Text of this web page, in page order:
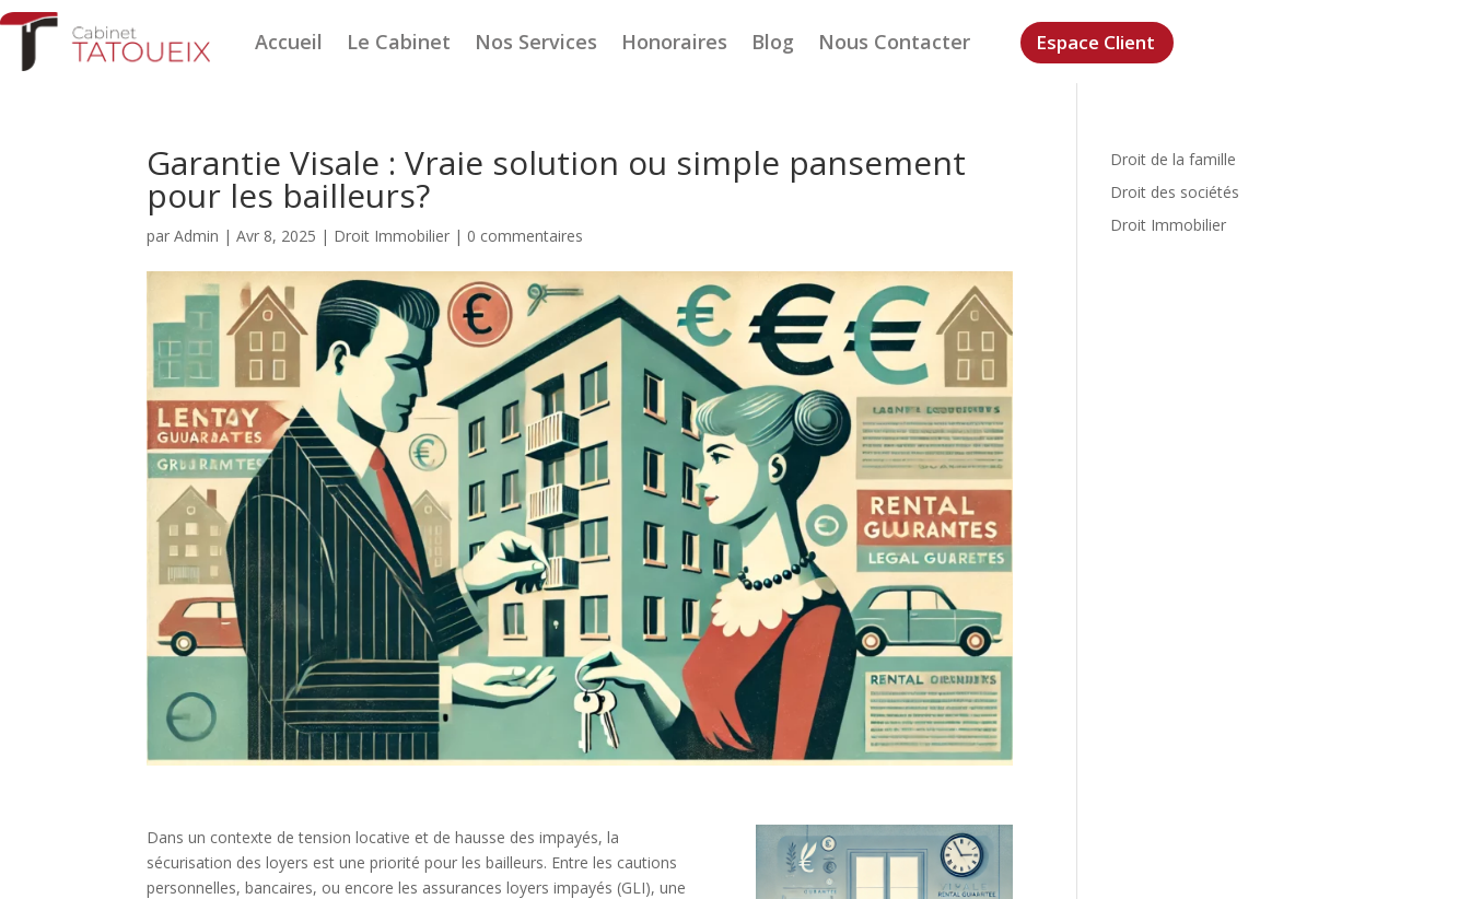
Accueil Le Cabinet Nos Services Honoraires Blog Nous Contacter Espace Client
Garantie Visale : Vraie solution ou simple pansement
pour les bailleurs?
parAdmin |Avr 8, 2025 | Droit Immobilier | 0 commentaires
Dans un contexte de tension locative et de hausse des impayés, la
sécurisation des loyers est une priorité pour les bailleurs. Entre les cautions
personnelles, bancaires, ou encore les assurances loyers impayés (GLI), une
Droit de la famille
Droit des sociétés
Droit Immobilier